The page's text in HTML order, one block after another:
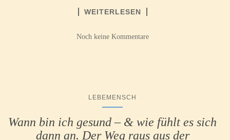
WEITERLESEN
Noch keine Kommentare
LEBEMENSCH
Wann bin ich gesund – & wie fühlt es sich
dann an. Der Weg raus aus der